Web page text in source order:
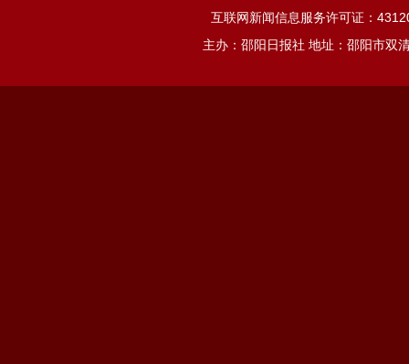
互联网新闻信息服务许可证：
主办：邵阳日报社 地址：邵阳市双